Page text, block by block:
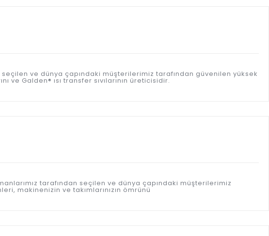
ve dünya çapındaki müşterilerimiz tarafından güvenilen yüksek
ve Galden® ısı transfer sıvılarının üreticisidir.
tarafından seçilen ve dünya çapındaki müşterilerimiz
makinenizin ve takımlarınızın ömrünü